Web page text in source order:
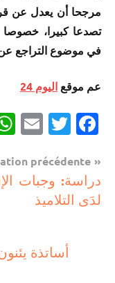
مرجحا أن يعدل عن
تصدعا كبيرا،
في موضوع التراجع عن
عم موقع اليوم 24
مستجدات
تربوية
Navigation
de
l’article
précédente
دراسة: وجبات
لدَى التلاميذ
أساتذة